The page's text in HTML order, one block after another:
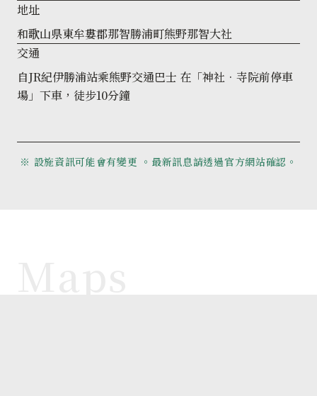
地址
和歌山県東牟婁郡那智勝浦町熊野那智大社
交通
自JR紀伊勝浦站乘熊野交通巴士 在「神社•寺院前停車
場」下車，徒步10分鐘
※ 設施資訊可能會有變更 。最新訊息請透過官方網站確認。